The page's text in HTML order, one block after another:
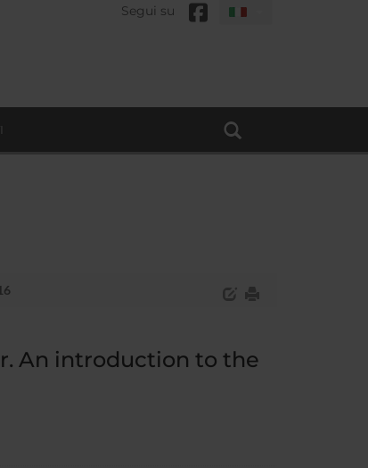
Segui su
An introduction to the